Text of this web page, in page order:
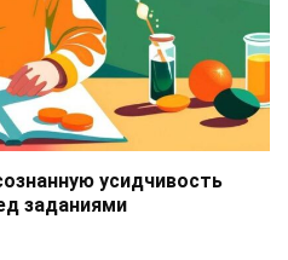
усидчивость
заданиями